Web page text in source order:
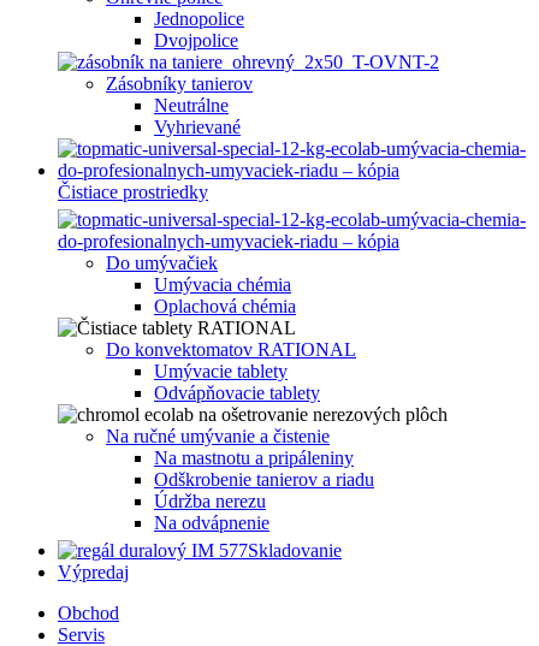
Jednopolice
Dvojpolice
Zásobníky tanierov
Neutrálne
Vyhrievané
Čistiace prostriedky
Do umývačiek
Umývacia chémia
Oplachová chémia
Do konvektomatov RATIONAL
Umývacie tablety
Odvápňovacie tablety
Na ručné umývanie a čistenie
Na mastnotu a pripáleniny
Odškrobenie tanierov a riadu
Údržba nerezu
Na odvápnenie
Skladovanie
Výpredaj
Obchod
Servis